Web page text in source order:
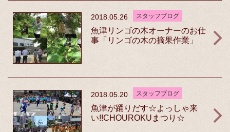
2018.05.26 スタッフブログ
魚津リンゴの木オーナーのお仕
事「リンゴの木の摘果作業」
2018.05.20 スタッフブログ
魚津が踊りだす☆よっしゃ来
い!!CHOUROKUまつり☆